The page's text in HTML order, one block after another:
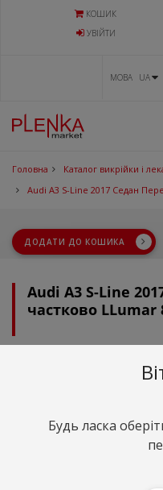
КОШИК
УВIЙТИ
МОВА UA
Головна Каталог викрійки і
Audi A3 S-Line 2017 Седан
ДОДАТИ ДО КОШИКА
Audi A3 S-Line
частково LLumar
грн.
Будь ласка